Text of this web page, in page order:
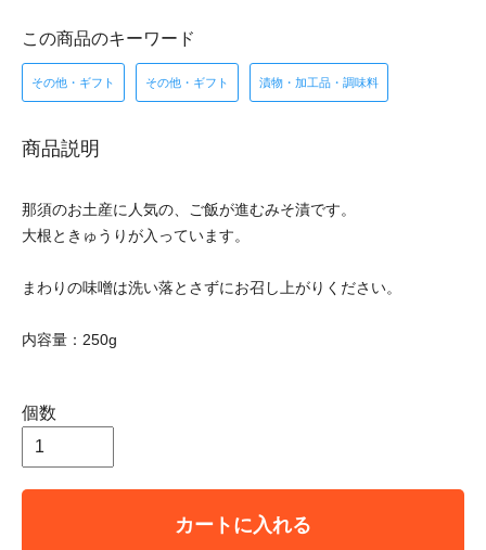
この商品のキーワード
その他・ギフト その他・ギフト 漬物・加工品・調味料
商品説明
那須のお土産に人気の、ご飯が進むみそ漬です。
大根ときゅうりが入っています。
まわりの味噌は洗い落とさずにお召し上がりください。
内容量：250g
個数
カートに入れる